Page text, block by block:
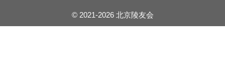
© 2021-2026 北京陵友会